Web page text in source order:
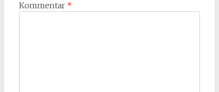
Kommentar *